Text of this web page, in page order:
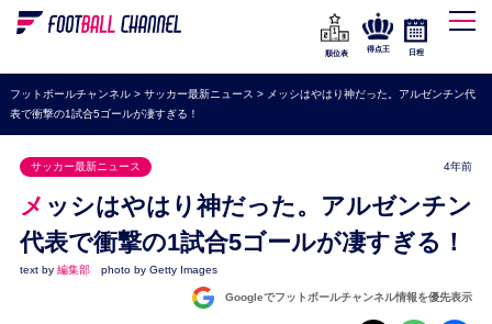
WEリーグ
海外サッカー
プレミアリーグ
ラ・リーガ
セリエA
ブンデスリーガ
UEFA
ナショナルチーム
順位表
得点王 日程
フットボールチャンネル> サッカー最新ニュース > メッシはやはり神だった。アルゼンチン代
表で衝撃の1試合5ゴールが凄すぎる！
サッカー最新ニュース 4年前
メッシはやはり神だった。アルゼンチン
代表で衝撃の1試合5ゴールが凄すぎる！
text by 編集部 photo by Getty Images
Googleでフットボールチャンネル情報を優先表示